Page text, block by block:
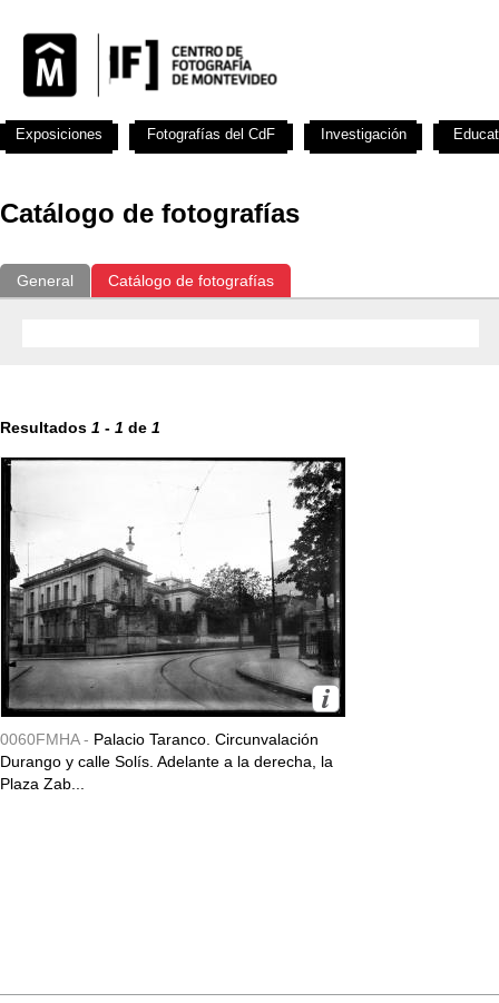
Catálogo de fotografías
General Catálogo de fotografías
Resultados 1 - 1 de 1
0060FMHA - Palacio Taranco. Circunvalación
Durango y calle Solís. Adelante a la derecha, la
Plaza Zab...
Exposiciones Fotografías del CdF Investigación